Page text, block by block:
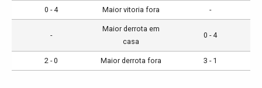
0 - 4 Maior vitoria fora -
-
Maior derrota em
casa
0 - 4
2 - 0 Maior derrota fora 3 - 1